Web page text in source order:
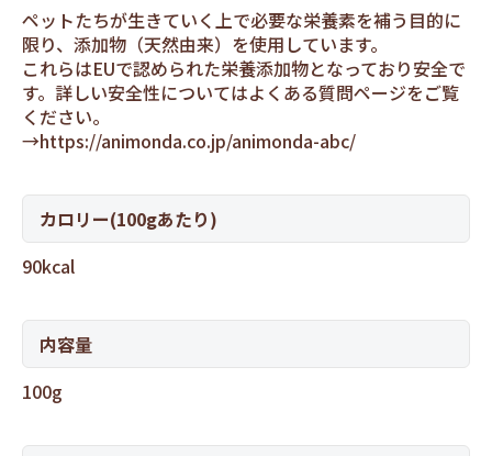
ペットたちが生きていく上で必要な栄養素を補う目的に
限り、添加物（天然由来）を使用しています。
これらはEUで認められた栄養添加物となっており安全で
す。詳しい安全性についてはよくある質問ページをご覧
ください。
→https://animonda.co.jp/animonda-abc/
カロリー(100gあたり)
90kcal
内容量
100g